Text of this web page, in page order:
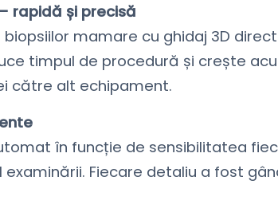
rapidă și precisă
mamare cu ghidaj 3D
timpul de procedură și crește
către alt echipament.
în funcție de sensibilitatea
Fiecare detaliu a fost